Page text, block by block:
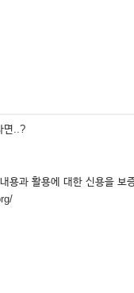
면..?
용과 활용에 대한 신용을 보